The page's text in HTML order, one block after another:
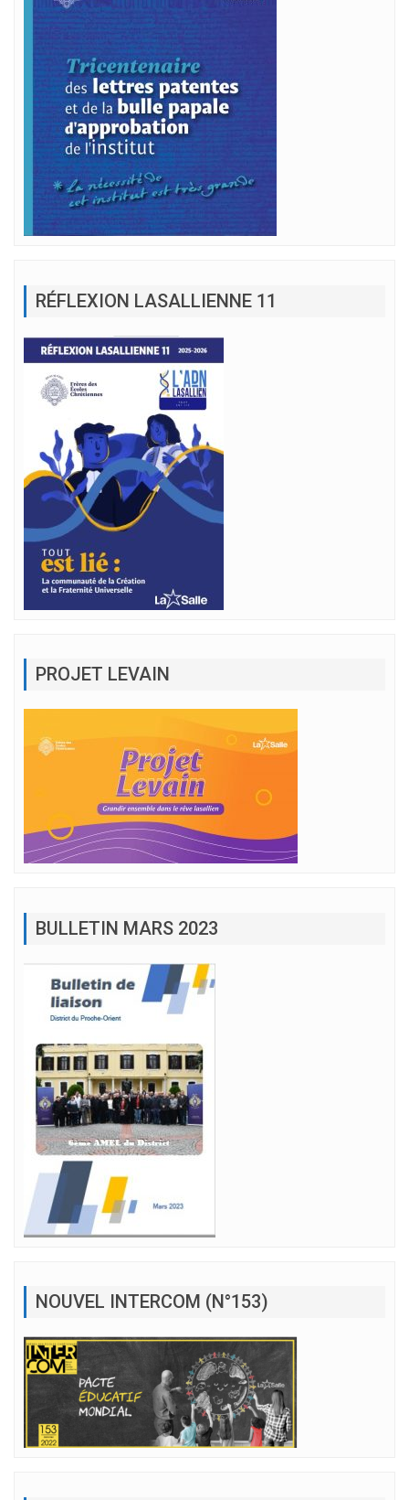
RÉFLEXION LASALLIENNE 11
PROJET LEVAIN
BULLETIN MARS 2023
NOUVEL INTERCOM (N°153)